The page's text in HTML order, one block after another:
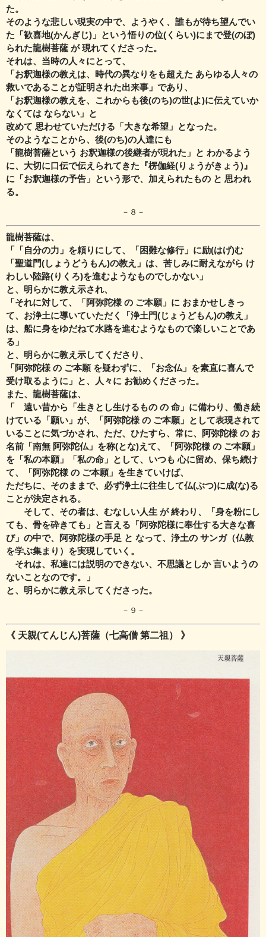
た。
そのような悲しい現実の中で、ようやく、誰もが待ち望んでい
た 「歓喜地(かんぎじ)」という悟りの位(くらい)にまで登(のぼ)
られた龍樹菩薩 が 現れてくださった。
それは、当時の人々にとって、
「お釈迦様の教えは、時代の異なりをも超えた あらゆる人々の
救いであることが証明された出来事」であり、
「お釈迦様の教えを、これからも後(のち)の世(よ)に伝えていか
なくては ならない」と
改めて 思わせていただける「大きな希望」となった。
そのようなことから、後(のち)の人達にも
「龍樹菩薩という お釈迦様の後継者が現れた」と わかるよう
に、 大切に口伝で伝えられてきた『楞伽経(りょうがきょう)』
に「お釈迦様の予告」という形で、 加えられたもの と 思われ
る。
－８－
龍樹菩薩は、
「「自分の力」を頼りにして、「困難な修行」に励(はげ)む
「聖道門(しょうどうもん)の教え」は、 苦しみに耐えながら け
わしい陸路(りくろ)を進むようなものでしかない」
と、明らかに教え示され、
「それに対して、「阿弥陀様 の ご本願」に おまかせしきっ
て、 お浄土に導いていただく「浄土門(じょうどもん)の教え」
は、 船に身をゆだねて水路を進むようなもので楽しいことであ
る」
と、明らかに教え示してくださり、
「阿弥陀様 の ご本願 を疑わずに、「お念仏」を素直に喜んで
受け取るように」と、人々に お勧めくださった。
また、龍樹菩薩は、
「 遠い昔から「生きとし生けるもの の 命」に備わり、働き続
けている「願い」が、
「阿弥陀様 の ご本願」として表現されて
いることに気づかされ、 ただ、ひたすら、常に、阿弥陀様 の お
名前「南無 阿弥陀仏」を称(とな)えて、
「阿弥陀様 の ご本願」
を「私の本願」「私の命」として、 いつも 心に留め、保ち続け
て、「阿弥陀様 の ご本願」を生きていけば、
ただちに、そのままで、必ず浄土に往生して仏(ぶつ)に成(な)る
ことが決定される。
そして、その者は、むなしい人生 が 終わり、
「身を粉にし
ても、骨を砕きても」と言える「阿弥陀様に奉仕する大きな喜
び」 の中で、阿弥陀様の手足 と なって、浄土の サンガ（仏教
を学ぶ集まり）を実現していく。
それは、私達には説明のできない、不思議としか 言いようの
ないことなのです。」
と、明らかに教え示してくださった。
－９－
《 天親(てんじん)菩薩（七高僧 第二祖） 》